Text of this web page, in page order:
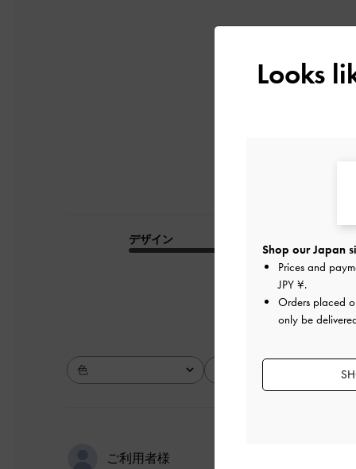
5 2件のレビューに
デザイン
とても良かった
色全て
ご利用者様
Looks
Shop our Japan
Prices and
JPY ¥.
Orders placed
only be